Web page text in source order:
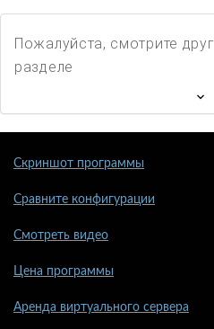
Пожалуйста, смотрите
разделе
Скриншот программы
Сравните конфигурации
Смотреть видео
Цена программы
Аренда виртуального сервера